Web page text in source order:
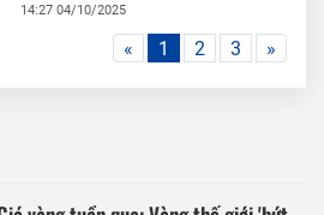
14:27 04/10/2025
« 1 2 3 »